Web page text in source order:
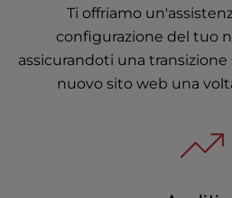
Ti offriamo
configurazione del tuo
assicurandoti una
nuovo sito web una